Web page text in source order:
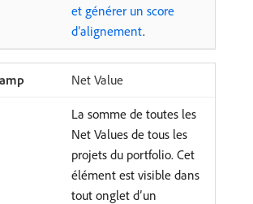
et générer un score
d’alignement.
Net Value
La somme de toutes les
Net Values de tous les
projets du portfolio. Cet
élément est visible dans
tout onglet d’un